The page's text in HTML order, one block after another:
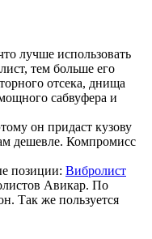
лучше использовать
тем больше его
отсека, днища
сабвуфера и
он придаст кузову
дешевле. Компромисс
позиции: Вибролист
Авикар. По
Так же пользуется